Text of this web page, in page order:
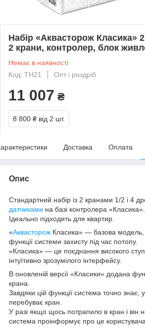
Набір «Аквасторож Класика»
2 крани, контролер, блок
Немає в наявності
Код: TH21
Опт і роздріб
11 007 ₴
8 800 ₴ від 2 шт.
Доставка Оплата
Опис
Стандартний набір із 2 кранами 1/2 і 4
датчиками на базі контролера «Класика».
Ідеально підходить для квартир.
«Аквасторож Класика» — базова модель,
функції системи захисту під час потопу.
«Класика» — це поєднання високого
інтуїтивно зрозумілого інтерфейсу.
В оновленій версії «Класики» додана
крана.
Завдяки цій функції система точно знає,
перебуває кран.
У разі якщо щось потрапило в кран і він
система проінформує про це користувача.